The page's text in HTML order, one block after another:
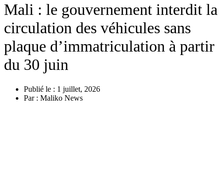
Mali : le gouvernement interdit la
circulation des véhicules sans
plaque d’immatriculation à partir
du 30 juin
Publié le : 1 juillet, 2026
Par : Maliko News